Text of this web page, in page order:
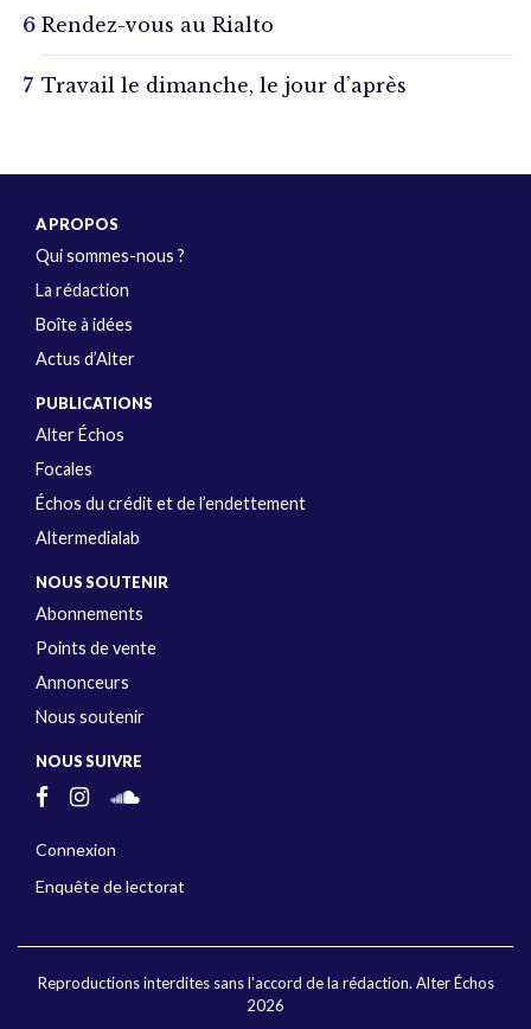
Rendez-vous au Rialto
Travail le dimanche, le jour d’après
A PROPOS
Qui sommes-nous ?
La rédaction
Boîte à idées
Actus d’Alter
PUBLICATIONS
Alter Échos
Focales
Échos du crédit et de l’endettement
Altermedialab
NOUS SOUTENIR
Abonnements
Points de vente
Annonceurs
Nous soutenir
NOUS SUIVRE
Connexion
Enquête de lectorat
Reproductions interdites sans l'accord de la rédaction. Alter Échos
2026